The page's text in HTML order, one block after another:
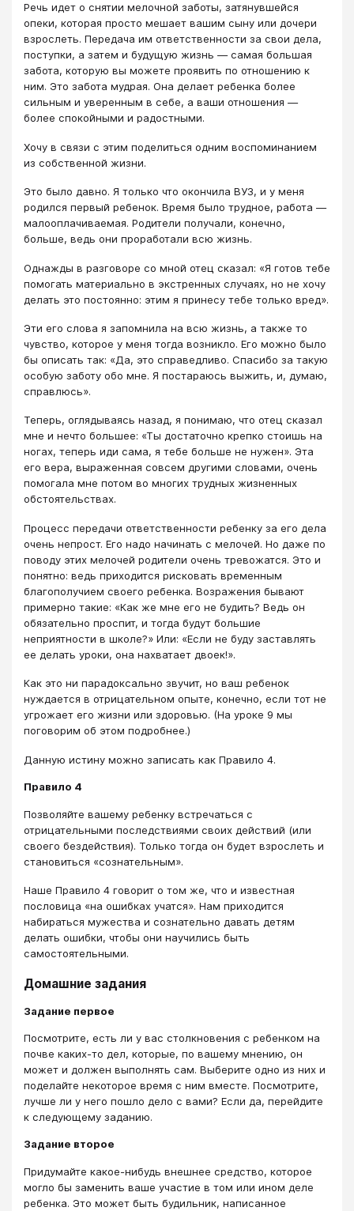
Речь идет о снятии мелочной заботы, затянувшейся
опеки, которая просто мешает вашим сыну или дочери
взрослеть. Передача им ответственности за свои дела,
поступки, а затем и будущую жизнь — самая большая
забота, которую вы можете проявить по отношению к
ним. Это забота мудрая. Она делает ребенка более
сильным и уверенным в себе, а ваши отношения —
более спокойными и радостными.
Хочу в связи с этим поделиться одним воспоминанием
из собственной жизни.
Это было давно. Я только что окончила ВУЗ, и у меня
родился первый ребенок. Время было трудное, работа —
малооплачиваемая. Родители получали, конечно,
больше, ведь они проработали всю жизнь.
Однажды в разговоре со мной отец сказал: «Я готов тебе
помогать материально в экстренных случаях, но не хочу
делать это постоянно: этим я принесу тебе только вред».
Эти его слова я запомнила на всю жизнь, а также то
чувство, которое у меня тогда возникло. Его можно было
бы описать так: «Да, это справедливо. Спасибо за такую
особую заботу обо мне. Я постараюсь выжить, и, думаю,
справлюсь».
Теперь, оглядываясь назад, я понимаю, что отец сказал
мне и нечто большее: «Ты достаточно крепко стоишь на
ногах, теперь иди сама, я тебе больше не нужен». Эта
его вера, выраженная совсем другими словами, очень
помогала мне потом во многих трудных жизненных
обстоятельствах.
Процесс передачи ответственности ребенку за его дела
очень непрост. Его надо начинать с мелочей. Но даже по
поводу этих мелочей родители очень тревожатся. Это и
понятно: ведь приходится рисковать временным
благополучием своего ребенка. Возражения бывают
примерно такие: «Как же мне его не будить? Ведь он
обязательно проспит, и тогда будут большие
неприятности в школе?» Или: «Если не буду заставлять
ее делать уроки, она нахватает двоек!».
Как это ни парадоксально звучит, но ваш ребенок
нуждается в отрицательном опыте, конечно, если тот не
угрожает его жизни или здоровью. (На уроке 9 мы
поговорим об этом подробнее.)
Данную истину можно записать как Правило 4.
Правило 4
Позволяйте вашему ребенку встречаться с
отрицательными последствиями своих действий (или
своего бездействия). Только тогда он будет взрослеть и
становиться «сознательным».
Наше Правило 4 говорит о том же, что и известная
пословица «на ошибках учатся». Нам приходится
набираться мужества и сознательно давать детям
делать ошибки, чтобы они научились быть
самостоятельными.
Домашние задания
Задание первое
Посмотрите, есть ли у вас столкновения с ребенком на
почве каких-то дел, которые, по вашему мнению, он
может и должен выполнять сам. Выберите одно из них и
поделайте некоторое время с ним вместе. Посмотрите,
лучше ли у него пошло дело с вами? Если да, перейдите
к следующему заданию.
Задание второе
Придумайте какое-нибудь внешнее средство, которое
могло бы заменить ваше участие в том или ином деле
ребенка. Это может быть будильник, написанное